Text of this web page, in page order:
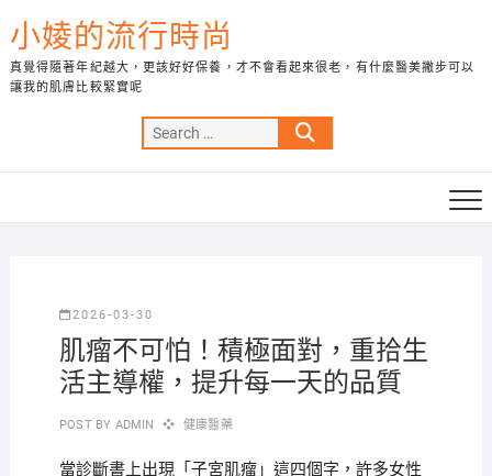
to
content
小婈的流行時尚
真覺得隨著年紀越大，更該好好保養，才不會看起來很老，有什麼醫美撇步可以
讓我的肌膚比較緊實呢
Search
…
2026-03-30
肌瘤不可怕！積極面對，重拾生
活主導權，提升每一天的品質
POST BY ADMIN 健康醫藥
當診斷書上出現「子宮肌瘤」這四個字，許多女性